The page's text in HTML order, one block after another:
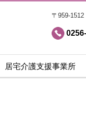
〒959-
居宅介護支援事業所